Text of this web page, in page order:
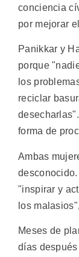
conciencia
por mejorar
Panikkar y
porque
los
reciclar
forma de
Ambas
"inspirar y
los
Meses de
días